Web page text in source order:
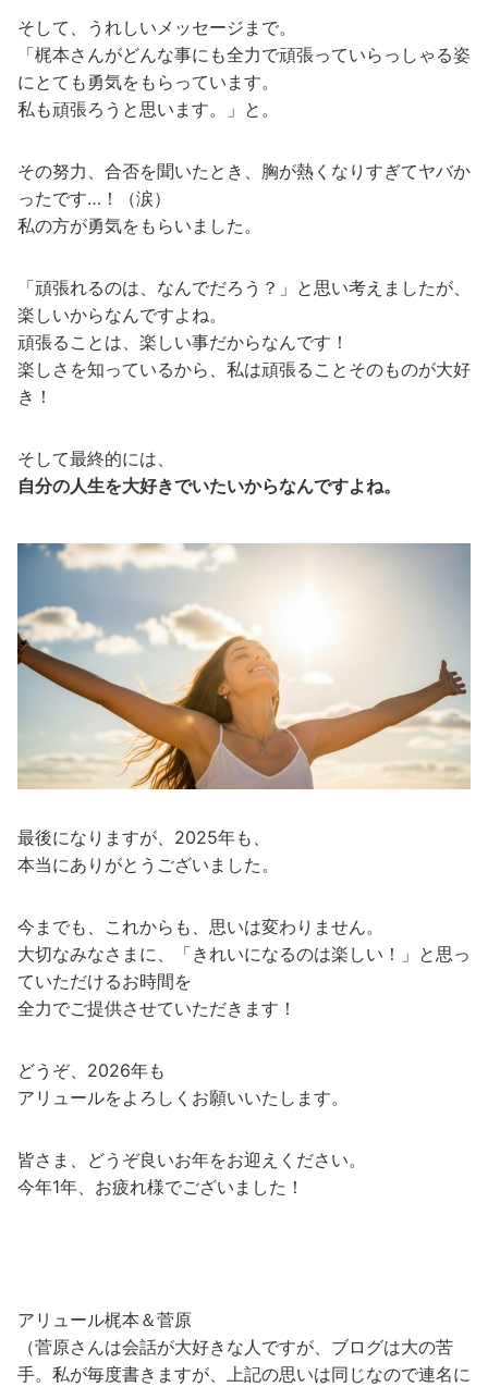
そして、うれしいメッセージまで。
「梶本さんがどんな事にも全力で頑張っていらっしゃる姿
にとても勇気をもらっています。
私も頑張ろうと思います。」と。
その努力、合否を聞いたとき、胸が熱くなりすぎてヤバか
ったです…！（涙）
私の方が勇気をもらいました。
「頑張れるのは、なんでだろう？」と思い考えましたが、
楽しいからなんですよね。
頑張ることは、楽しい事だからなんです！
楽しさを知っているから、私は頑張ることそのものが大好
き！
そして最終的には、
自分の人生を大好きでいたいからなんですよね。
最後になりますが、2025年も、
本当にありがとうございました。
今までも、これからも、思いは変わりません。
大切なみなさまに、「きれいになるのは楽しい！」と思っ
ていただけるお時間を
全力でご提供させていただきます！
どうぞ、2026年も
アリュールをよろしくお願いいたします。
皆さま、どうぞ良いお年をお迎えください。
今年1年、お疲れ様でございました！
アリュール梶本＆菅原
（菅原さんは会話が大好きな人ですが、ブログは大の苦
手。私が毎度書きますが、上記の思いは同じなので連名に